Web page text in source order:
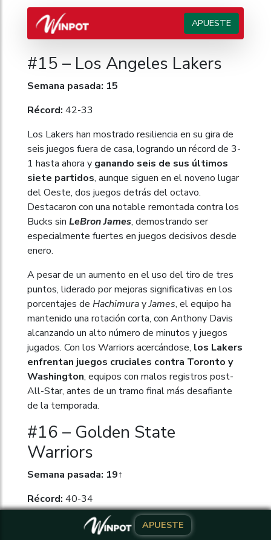
APUESTE
#15 – Los Angeles Lakers
Semana pasada: 15
Récord: 42-33
Los Lakers han mostrado resiliencia en su gira de
seis juegos fuera de casa, logrando un récord de 3-
1 hasta ahora y ganando seis de sus últimos
siete partidos, aunque siguen en el noveno lugar
del Oeste, dos juegos detrás del octavo.
Destacaron con una notable remontada contra los
Bucks sin LeBron James, demostrando ser
especialmente fuertes en juegos decisivos desde
enero.
A pesar de un aumento en el uso del tiro de tres
puntos, liderado por mejoras significativas en los
porcentajes de HachimurayJames, el equipo ha
mantenido una rotación corta, con Anthony Davis
alcanzando un alto número de minutos y juegos
jugados. Con los Warriors acercándose, los Lakers
enfrentan juegos cruciales contra Toronto y
Washington, equipos con malos registros post-
All-Star, antes de un tramo final más desafiante
de la temporada.
#16 – Golden State
Warriors
Semana pasada: 19↑
Récord: 40-34
Los Warriors han intensificado su juego
APUESTE
APUESTE